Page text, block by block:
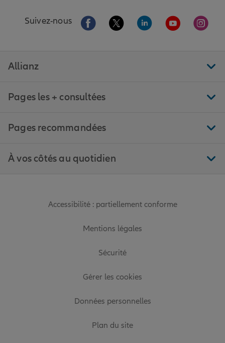
Suivez-nous Aller sur la page Facebook de Allianz
Aller sur la page Twitter de
Aller sur la page
Aller sur la
Aller
Allianz
Pages les + consultées
Pages recommandées
À vos côtés au quotidien
Accessibilité : partiellement conforme
Mentions légales
Sécurité
Gérer les cookies
Données personnelles
Plan du site